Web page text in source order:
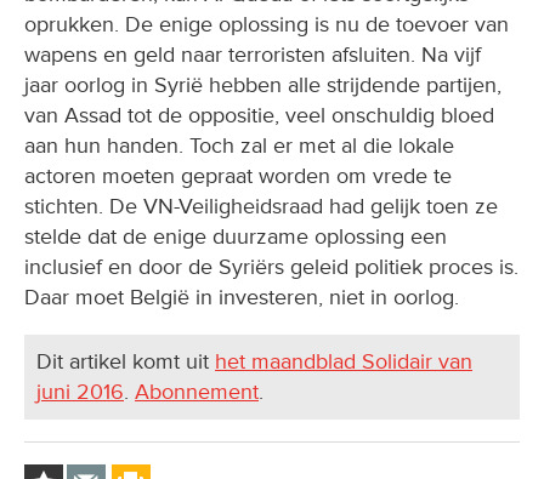
oprukken. De enige oplossing is nu de toevoer van
wapens en geld naar terroristen afsluiten. Na vijf
jaar oorlog in Syrië hebben alle strijdende partijen,
van Assad tot de oppositie, veel onschuldig bloed
aan hun handen. Toch zal er met al die lokale
actoren moeten gepraat worden om vrede te
stichten. De VN-Veiligheidsraad had gelijk toen ze
stelde dat de enige duurzame oplossing een
inclusief en door de Syriërs geleid politiek proces is.
Daar moet België in investeren, niet in oorlog.
Dit artikel komt uit het maandblad Solidair van
juni 2016. Abonnement.